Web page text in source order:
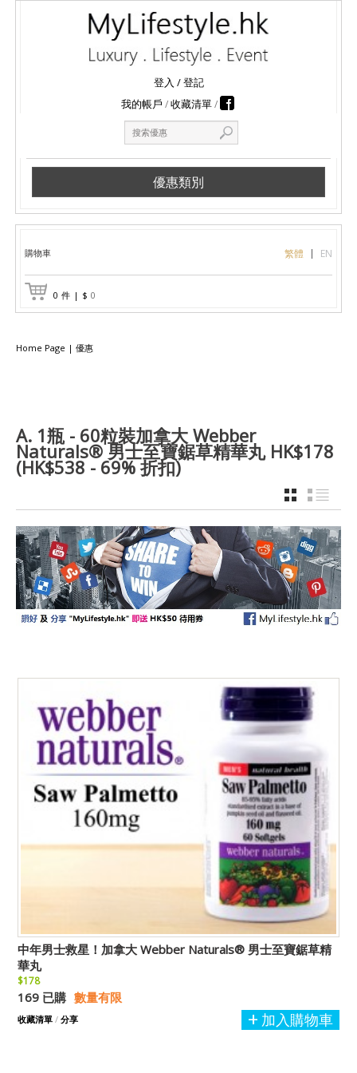
登入 /登記
我的帳戶
收藏清單
優惠類別
購物車 繁體 EN
0 件 | $ 0
Home Page | 優惠
A. 1瓶 - 60粒裝加拿大 Webber
Naturals® 男士至寶鋸草精華丸 HK$178
(HK$538 - 69% 折扣)
GRID
中年男士救星！加拿大 Webber Naturals® 男士至寶鋸草精
華丸
$178
169 已購 數量有限
加入購物車
收藏清單 / 分享